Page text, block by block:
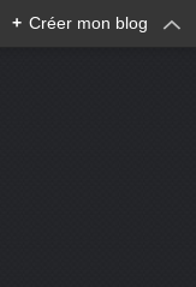
+ Créer mon blog